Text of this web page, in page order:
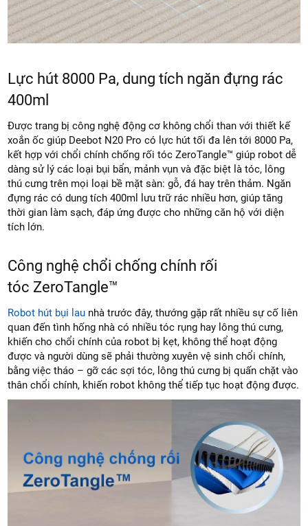
Lực hút 8000 Pa, dung tích ngăn đựng rác
400ml
Được trang bị công nghệ động cơ không chổi than với thiết kế
xoắn ốc giúp Deebot N20 Pro có lực hút tối đa lên tới 8000 Pa,
kết hợp với chổi chính chống rối tóc ZeroTangle™ giúp robot dễ
dàng sử lý các loại bụi bẩn, mảnh vụn và đặc biệt là tóc, lông
thú cưng trên mọi loại bề mặt sàn: gỗ, đá hay trên thảm. Ngăn
đựng rác có dung tích 400ml lưu trữ rác nhiều hơn, giúp tăng
thời gian làm sạch, đáp ứng được cho những căn hộ với diện
tích lớn.
Công nghệ chổi chống chính rối
tóc ZeroTangle™
Robot hút bụi lau nhà trước đây, thướng gặp rất nhiều sự cố liên
quan đến tình hống nhà có nhiều tóc rụng hay lông thú cưng,
khiến cho chổi chính của robot bị kẹt, không thể hoạt động
được và người dùng sẽ phải thường xuyên vệ sinh chổi chính,
bằng việc tháo – gỡ các sợi tóc, lông thú cưng bị quấn chặt vào
thân chổi chính, khiến robot không thể tiếp tục hoạt động được.